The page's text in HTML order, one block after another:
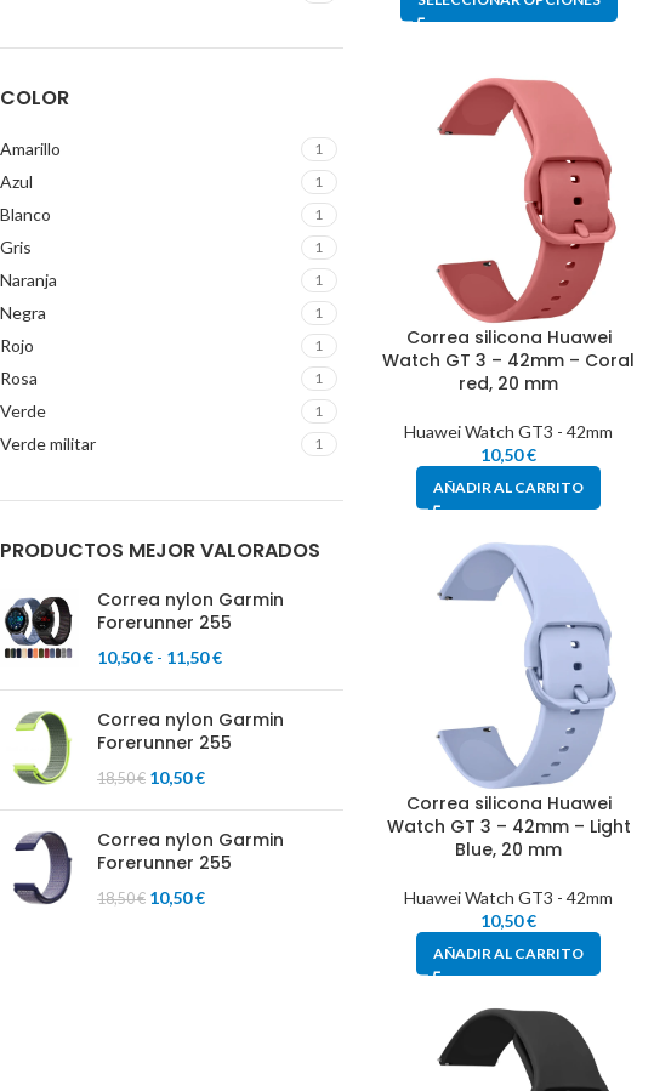
COLOR
Amarillo 1
Azul 1
Blanco 1
Gris 1
Naranja 1
Negra 1
Rojo 1
Rosa 1
Verde 1
Verde militar 1
PRODUCTOS MEJOR VALORADOS
Correa nylon Garmin
Forerunner 255
10,50€ - 11,50€
Correa nylon Garmin
Forerunner 255
18,50€ 10,50€
Correa nylon Garmin
Forerunner 255
18,50€ 10,50€
Correa silicona Huawei
Watch GT 3 – 42mm – Coral
red, 20 mm
Huawei Watch GT3 - 42mm
10,50€
AÑADIR AL CARRITO
Correa silicona Huawei
Watch GT 3 – 42mm – Light
Blue, 20 mm
Huawei Watch GT3 - 42mm
10,50€
AÑADIR AL CARRITO